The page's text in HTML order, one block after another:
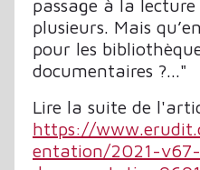
passage à la
plusieurs. Mais
pour les
documentaires ?..."
Lire la suite de
https://
entation/2021-